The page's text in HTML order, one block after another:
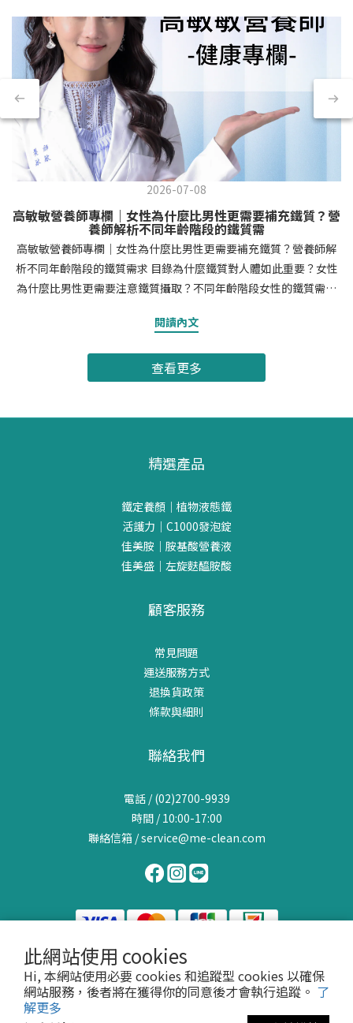
此網站使用 cookies
Hi, 本網站使用必要 cookies 和追蹤型 cookies 以確保
網站服務，後者將在獲得你的同意後才會執行追蹤。 了
解更多
2026-07-08
高敏敏營養師專欄｜女性為什麼比男性更需要補充鐵質？營
養師解析不同年齡階段的鐵質需
高敏敏營養師專欄｜女性為什麼比男性更需要補充鐵質？營養師解
析不同年齡階段的鐵質需求 目錄為什麼鐵質對人體如此重要？女性
為什麼比男性更需要注意鐵質攝取？不同年齡階段女性的鐵質需求
為現代女性的新選擇如何提升鐵質利用率？常見問題 FAQ結論 為什
輸、能量代謝以及維持正常生理機能。人體中的鐵大多存在於血紅
素中，負責將氧氣運送至全身組織，因此均衡攝取鐵質是日常營養
始，多數人會經歷規律的生理週期。每個月的生理期間，都可能伴
充足。這也是為什麼許多女性會特別關注補鐵相關營養資訊。 原因
二：懷孕與哺乳期間營養需求提高懷孕與哺乳是女性人生中營養需
求明顯增加的階段。除了維持自身營養狀態外，也需要支持身體在
特殊生理時期的需求，因此更需要重視均衡飲食與礦物質攝取。 原
慣。如果長期減少食物攝取量、偏食或採取較嚴格的飲食方式，可
擇：素食蔬食彈性蔬食地中海飲食植物性飲食雖然有許多優點，但
也需要特別留意鐵質來源是否充足。 不同年齡階段女性的鐵質需求
青春期女性青春期是快速成長的重要階段。除了身高體重變化外，
也開始面臨生理期帶來的營養需求改變。因此均衡攝取鐵質十分重
群。原因包括：工作壓力大作息不規律外食比例高生理期影響因此
高，建議依照專業醫療人員或營養師建議進行營養規劃。 熟齡女性
進入40歲後，許多女性開始更加重視健康管理與日常保養。除了膠
原蛋白、鈣質與蛋白質之外，鐵質也是均衡營養的重要一環。 哪些
經常出現以下情況，可以檢視日常飲食是否均衡：經常感到疲勞精
養狀況有疑問，建議尋求專業醫療或營養諮詢。 女性補鐵吃什麼？
見食物包括：黑芝麻紅豆黑豆黃豆菠菜紅莧菜南瓜子紫菜 植物鐵成
為現代女性的新選擇近年來，「植物鐵」逐漸受到女性族群關注。
除了符合植物性飲食趨勢之外，也讓消費者在選擇鐵質來源時擁有
更多元的選擇。其中，咖哩葉（Curry Leaf）近年逐漸受到營養市場
閱讀內文
查看更多
精選產品
鐵定養顏｜植物液態鐵
活護力｜C1000發泡錠
佳美胺｜胺基酸營養液
佳美盛｜左旋麩醯胺酸
顧客服務
常見問題
運送服務方式
退換貨政策
條款與細則
聯絡我們
電話 / (02)2700-9939
時間 / 10:00-17:00
聯絡信箱 / service@me-clean.com
2026 ME:CLEAN 佳美生醫 @ 台北市大安區新生南路143巷9號（辦公室/非門市）統